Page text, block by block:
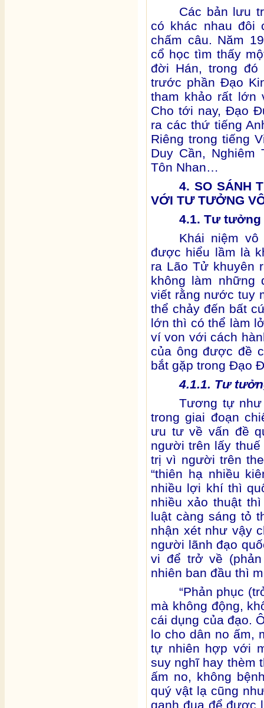
Các bản lưu
có khác nhau đôi
chấm câu. Năm
cổ học tìm thấy
đời Hán, trong
trước phần Đạo
tham khảo rất lớn
Cho tới nay, Đạo
ra các thứ tiếng
Riêng trong tiếng
Duy Cần, Nghiêm
Tôn Nhan…
4. SO SÁNH
VỚI TƯ TƯỞNG
4.1. Tư
Khái niệm
được hiểu lầm là
ra Lão Tử khuyên
không làm những
viết rằng nước tuy
thể chảy đến bất
lớn thì có thể làm
ví von với cách
của ông được đề
bắt gặp trong Đạo
4.1.1. Tư
Tương tự
trong giai đoạn
ưu tư về vấn đề
người trên lấy
trị vì người trên
“thiên hạ nhiều
nhiều lợi khí thì
nhiều xảo thuật
luật càng sáng tỏ
nhận xét như vậy
người lãnh đạo
vi để trở về
nhiên ban đầu thì
“Phản phục
mà không động,
cái dụng của đạo.
lo cho dân no ấm,
tự nhiên hợp với
suy nghĩ hay thèm
ấm no, không
quý vật lạ cũng
ganh đua để được